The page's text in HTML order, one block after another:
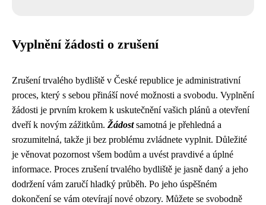
Vyplnění žádosti o zrušení
Zrušení trvalého bydliště v České republice je administrativní
proces, který s sebou přináší nové možnosti a svobodu. Vyplnění
žádosti je prvním krokem k uskutečnění vašich plánů a otevření
dveří k novým zážitkům. Žádostsamotná je přehledná a
srozumitelná, takže ji bez problému zvládnete vyplnit. Důležité
je věnovat pozornost všem bodům a uvést pravdivé a úplné
informace. Proces zrušení trvalého bydliště je jasně daný a jeho
dodržení vám zaručí hladký průběh. Po jeho úspěšném
dokončení se vám otevírají nové obzory. Můžete se svobodně